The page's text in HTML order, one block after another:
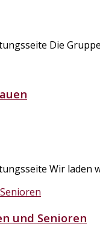
Die
Wir
und Senioren